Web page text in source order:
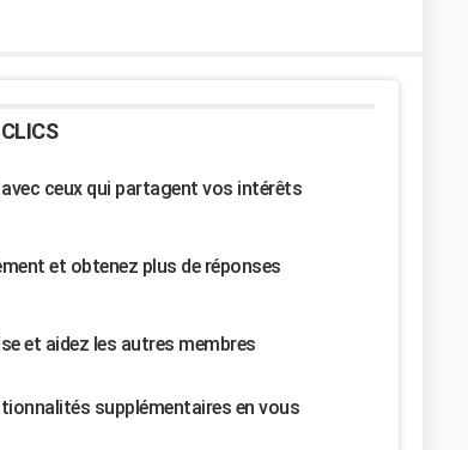
ceux qui partagent vos intérêts
et obtenez plus de réponses
et aidez les autres membres
supplémentaires en vous